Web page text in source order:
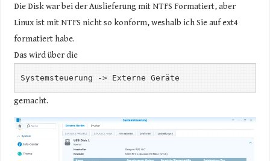
Die Disk war bei der Auslieferung mit NTFS Formatiert, aber
Linux ist mit NTFS nicht so konform, weshalb ich Sie auf ext4
formatiert habe.
Das wird über die
Systemsteuerung -> Externe Geräte
gemacht.